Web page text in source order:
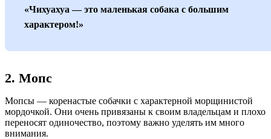
«Чихуахуа — это маленькая собака с большим
характером!»
2. Мопс
Мопсы — коренастые собачки с характерной морщинистой
мордочкой. Они очень привязаны к своим владельцам и плохо
переносят одиночество, поэтому важно уделять им много
внимания.